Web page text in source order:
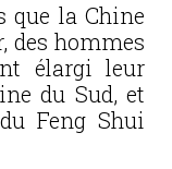
que la Chine
des hommes
élargi leur
du Sud, et
Feng Shui